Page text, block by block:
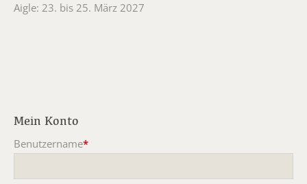
Aigle: 23. bis 25. März 2027
Mein Konto
Benutzername*